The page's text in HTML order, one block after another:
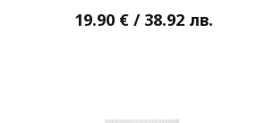
19.90 € / 38.92 лв.